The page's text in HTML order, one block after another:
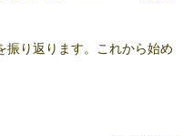
振り返ります。これから始め